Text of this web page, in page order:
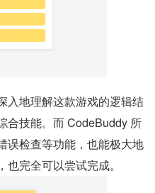
入地理解这款游戏的逻辑结
合技能。而 CodeBuddy 所
误检查等功能，也能极大地
完全可以尝试完成。